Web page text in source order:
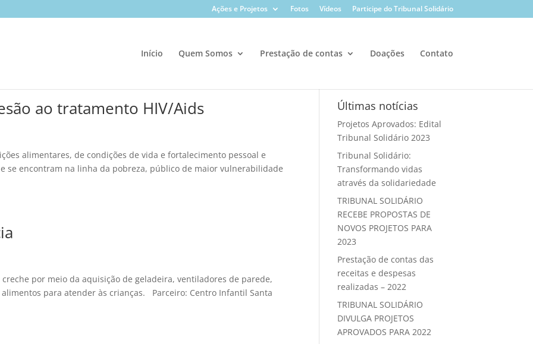
Ações e Projetos Fotos Vídeos Participe do Tribunal Solidário
Início Quem Somos Prestação de contas Doações Contato
ao tratamento HIV/Aids
alimentares, de condições de vida e fortalecimento pessoal e
se encontram na linha da pobreza, público de maior vulnerabilidade
por meio da aquisição de geladeira, ventiladores de parede,
para atender às crianças. Parceiro: Centro Infantil Santa
Últimas notícias
Projetos Aprovados: Edital
Tribunal Solidário 2023
Tribunal Solidário:
Transformando vidas
através da solidariedade
TRIBUNAL SOLIDÁRIO
RECEBE PROPOSTAS DE
NOVOS PROJETOS PARA
2023
Prestação de contas das
receitas e despesas
realizadas – 2022
TRIBUNAL SOLIDÁRIO
DIVULGA PROJETOS
APROVADOS PARA 2022